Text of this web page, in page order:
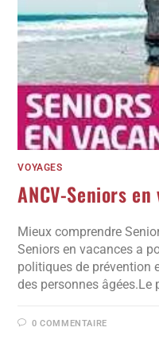
VOYAGES
ANCV-Seniors
Mieux comprendre
Seniors en vacances a
politiques de prévention
des personnes
0 COMMENTAIRE